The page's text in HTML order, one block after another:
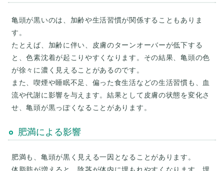
亀頭が黒いのは、加齢や生活習慣が関係することもありま
す。
たとえば、加齢に伴い、皮膚のターンオーバーが低下する
と、色素沈着が起こりやすくなります。その結果、亀頭の色
が徐々に濃く見えることがあるのです。
また、喫煙や睡眠不足、偏った食生活などの生活習慣も、血
流や代謝に影響を与えます。結果として皮膚の状態を変化さ
肥満による影響
肥満も、亀頭が黒く見える一因となることがあります。